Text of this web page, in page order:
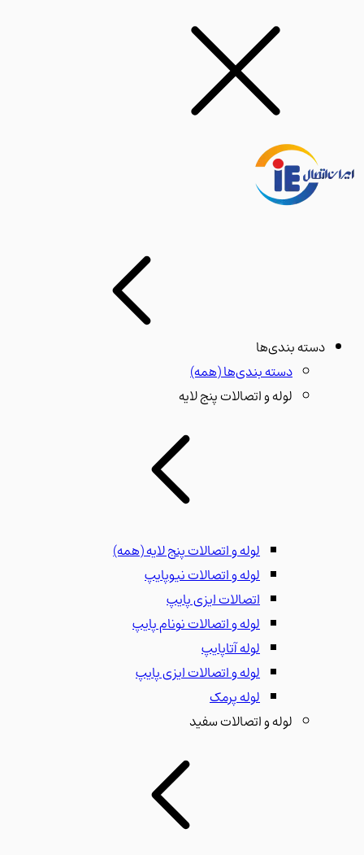
دسته بندی‌ها
دسته بندی‌ها(همه)
لوله و اتصالات پنج لایه
لوله و اتصالات پنج لایه(همه)
لوله و اتصالات نیوپایپ
اتصالات ایزی پایپ
لوله و اتصالات نونام پایپ
لوله آتاپایپ
لوله و اتصالات ایزی پایپ
لوله پرمک
لوله و اتصالات سفید